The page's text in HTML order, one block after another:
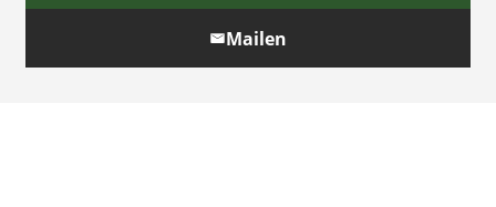
Mailen